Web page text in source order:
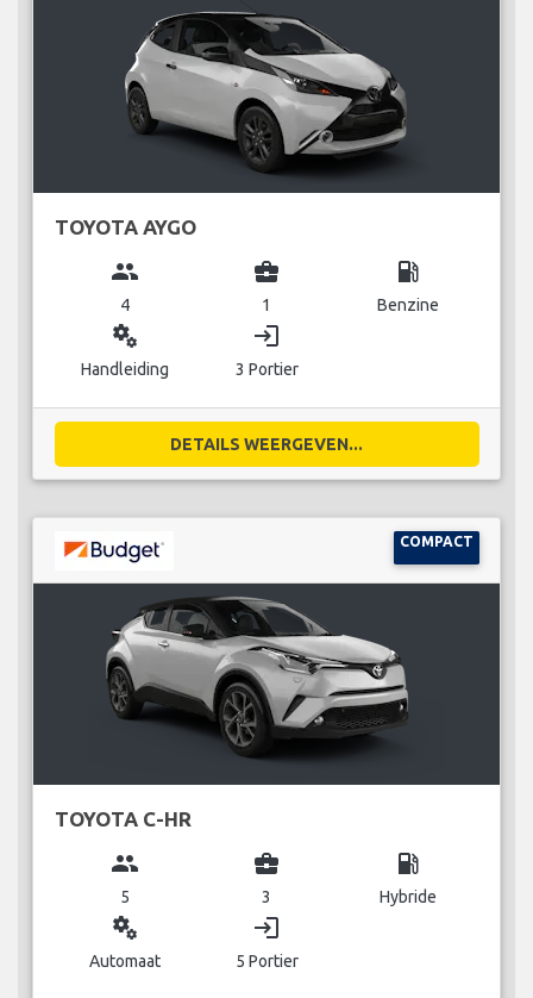
TOYOTA AYGO
group
4
business_center
1
local_gas_station
Benzine
miscellaneous_services
Handleiding
login
3 Portier
DETAILS WEERGEVEN...
COMPACT
TOYOTA C-HR
group
5
business_center
3
local_gas_station
Hybride
miscellaneous_services
Automaat
login
5 Portier